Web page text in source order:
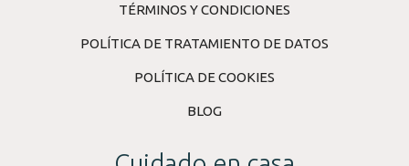
TÉRMINOS Y CONDICIONES
POLÍTICA DE TRATAMIENTO DE DATOS
POLÍTICA DE COOKIES
BLOG